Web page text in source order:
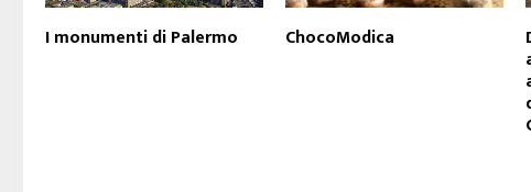
I monumenti di Palermo ChocoModica